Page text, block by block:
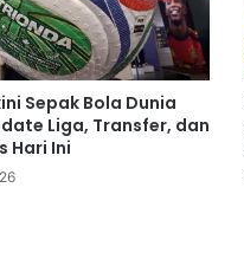
Sepak Bola Dunia
Liga, Transfer, dan
Hari Ini